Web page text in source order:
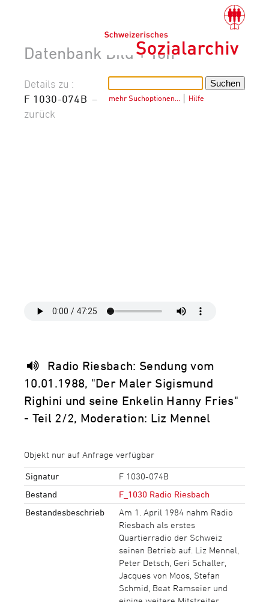
Datenbank Bild + Ton
mehr Suchoptionen… Hilfe
Details zu :
F 1030-074B –
zurück
Radio Riesbach: Sendung vom
10.01.1988, "Der Maler Sigismund
Righini und seine Enkelin Hanny Fries"
- Teil 2/2, Moderation: Liz Mennel
Objekt nur auf Anfrage verfügbar
Signatur
F 1030-074B
Bestand
F_1030 Radio Riesbach
Bestandesbeschrieb
Am 1. April 1984 nahm Radio
Riesbach als erstes
Quartierradio der Schweiz
seinen Betrieb auf. Liz Mennel,
Peter Detsch, Geri Schaller,
Jacques von Moos, Stefan
Schmid, Beat Ramseier und